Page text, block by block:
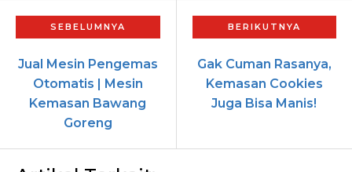
Jual Mesin Pengemas
Otomatis | Mesin
Kemasan Bawang
Goreng
Gak Cuman Rasanya,
Kemasan Cookies
Juga Bisa Manis!